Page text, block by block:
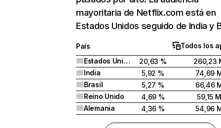
mayoritaria de Netflix.com está en
Estados Unidos seguido de India y
País
Todos los
Estados Unidos
20,63 %
260,23
India
5,92 %
74,69
Brasil
5,27 %
66,46
Reino Unido
4,69 %
59,15 M
Alemania
4,36 % 54,96